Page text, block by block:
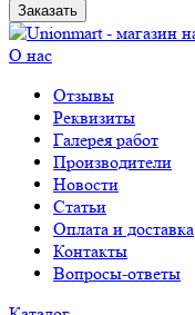
Заказать
О нас
Отзывы
Реквизиты
Галерея работ
Производители
Новости
Статьи
Оплата и доставка
Контакты
Вопросы-ответы